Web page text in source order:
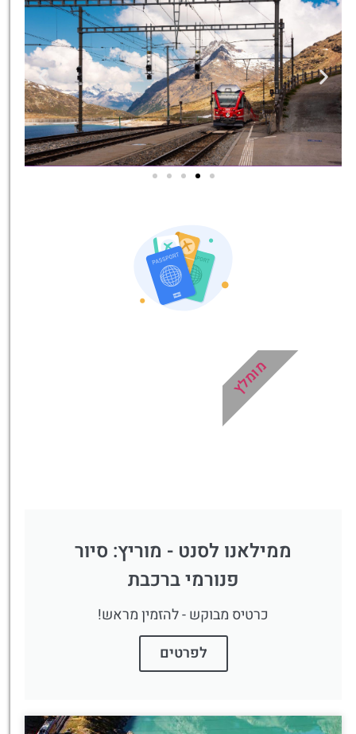
שאסור לכם לפספס!
לחצו פה!
ממילאנו לסנט - מוריץ: סיור
פנורמי ברכבת
כרטיס מבוקש - להזמין מראש!
לפרטים
מומלץ